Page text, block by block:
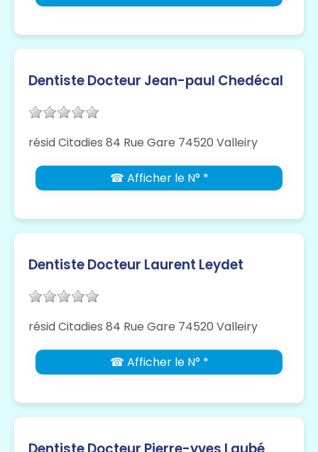
Dentiste Docteur Jean-paul Chedécal
résid Citadies 84 Rue Gare 74520 Valleiry
☎ Afficher le N° *
Dentiste Docteur Laurent Leydet
résid Citadies 84 Rue Gare 74520 Valleiry
☎ Afficher le N° *